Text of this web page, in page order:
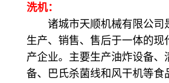
洗机：
诸城市天顺机械有限公司
生产、销售、售后于一体的现
产企业。主要生产油炸设备、
备、巴氏杀菌线和风干机等食